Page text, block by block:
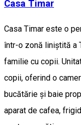
Casa Timar
Casa Timar este o
într-o zonă liniștită a
familie cu copii.
copii, oferind o
bucătărie și baie
aparat de cafea,